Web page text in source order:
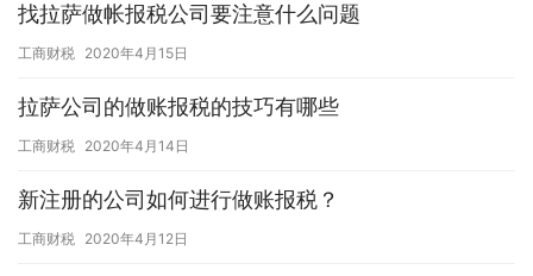
找拉萨做帐报税公司要注意什么问题
工商财税 2020年4月15日
拉萨公司的做账报税的技巧有哪些
工商财税 2020年4月14日
新注册的公司如何进行做账报税？
工商财税 2020年4月12日